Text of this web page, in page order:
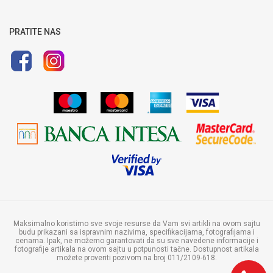
Uputstvo za online kupovinu
PRATITE NAS
Maksimalno koristimo sve svoje resurse da Vam svi artikli na ovom sajtu
budu prikazani sa ispravnim nazivima, specifikacijama, fotografijama i
cenama. Ipak, ne možemo garantovati da su sve navedene informacije i
fotografije artikala na ovom sajtu u potpunosti tačne. Dostupnost artikala
možete proveriti pozivom na broj 011/2109-618.